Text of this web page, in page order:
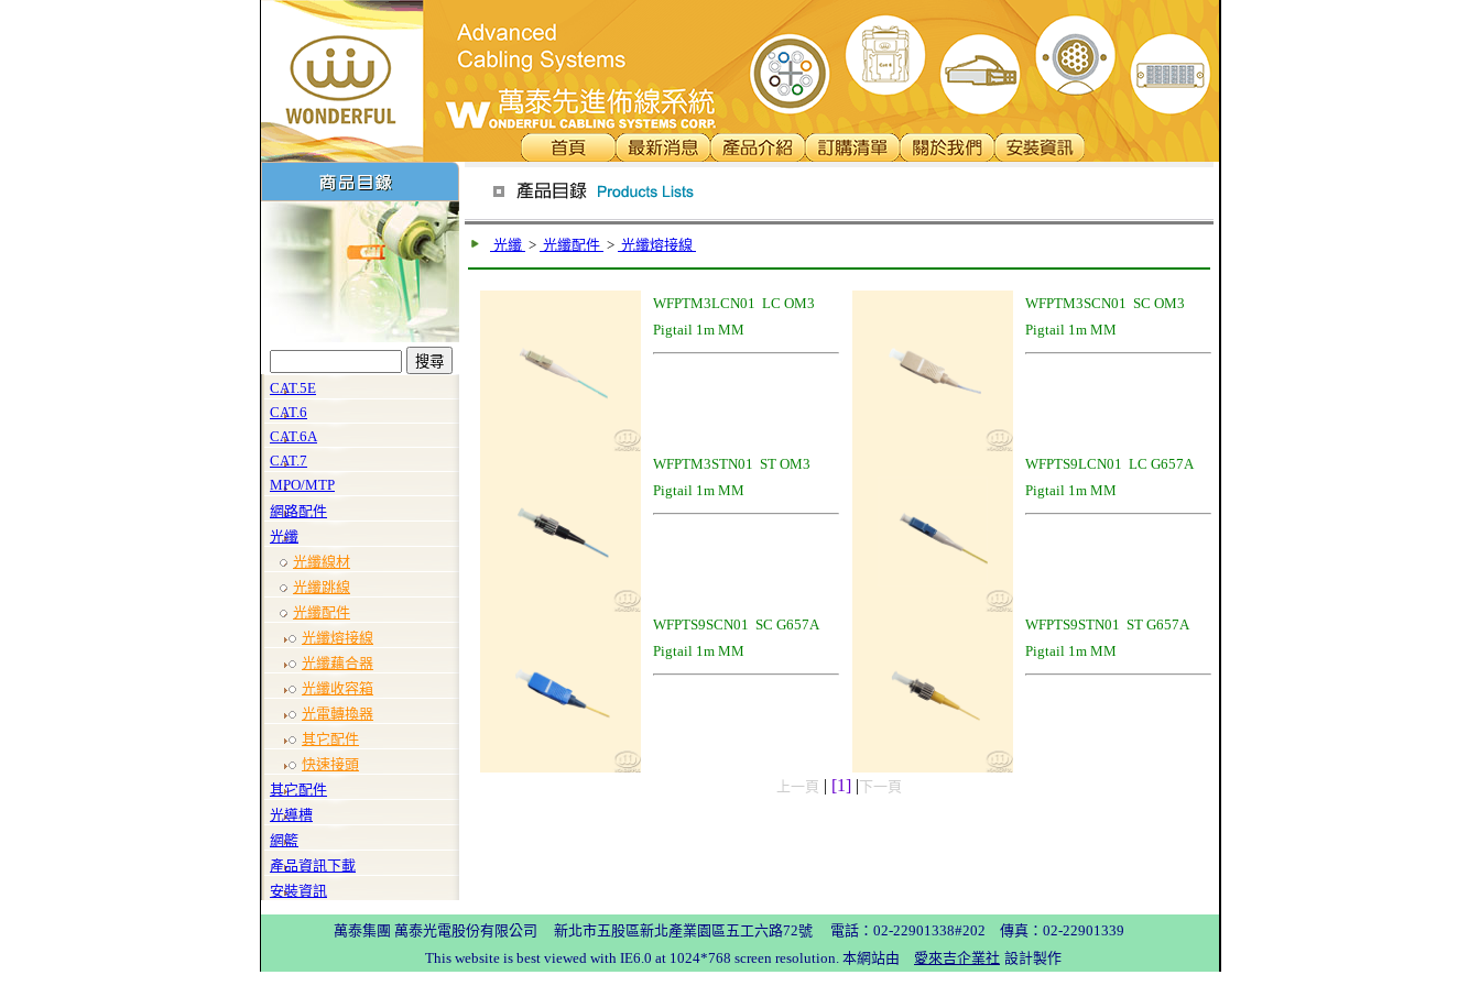
CAT.5E
CAT.6
CAT.6A
CAT.7
MPO/MTP
網路配件
光纖
光纖線材
光纖跳線
光纖配件
光纖熔接線
光纖藕合器
光纖收容箱
光電轉換器
其它配件
快速接頭
其它配件
光導槽
網籃
產品資訊下載
安裝資訊
光纖 > 光纖配件 > 光纖熔接線
WFPTM3LCN01 LC OM3
Pigtail 1m MM
WFPTM3SCN01 SC OM3
Pigtail 1m MM
WFPTM3STN01 ST OM3
Pigtail 1m MM
WFPTS9LCN01 LC G657A
Pigtail 1m MM
WFPTS9SCN01 SC G657A
Pigtail 1m MM
WFPTS9STN01 ST G657A
Pigtail 1m MM
上一頁 | [1] |下一頁
萬泰集團 萬泰光電股份有限公司 新北市五股區新北產業園區五工六路72號 電話：02-22901338#202 傳真：02-22901339
This website is best viewed with IE6.0 at 1024*768 screen resolution. 本網站由 愛來吉企業社 設計製作